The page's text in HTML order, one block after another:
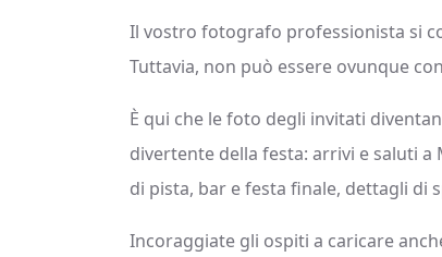
Il vostro fotografo professionista si
Tuttavia, non può essere ovunque
È qui che le foto degli invitati
divertente della festa: arrivi e saluti
di pista, bar e festa finale, dettagli di
Incoraggiate gli ospiti a caricare